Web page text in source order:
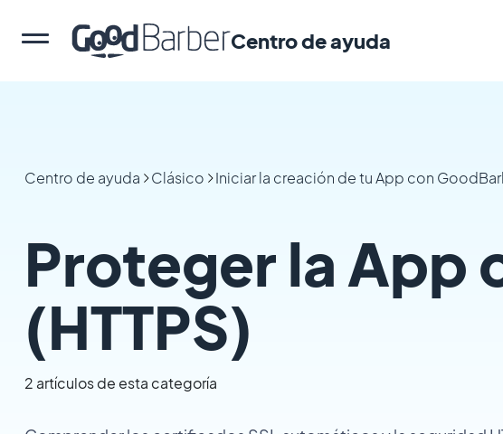
Centro de ayuda
Centro de ayuda Clásico Iniciar la creación de tu App con
Proteger la App
(HTTPS)
2 artículos de esta categoría